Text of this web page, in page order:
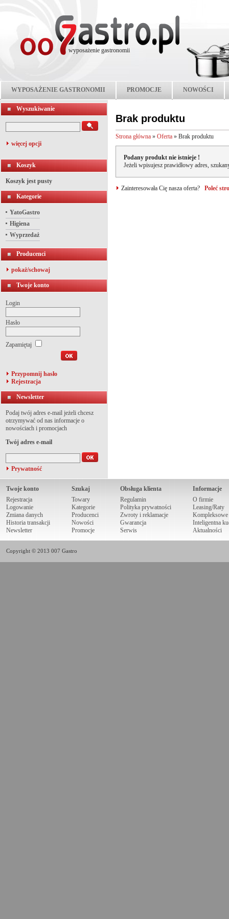
wyposażenie gastronomii
WYPOSAŻENIE GASTRONOMII PROMOCJE NOWOŚCI
Wyszukiwanie
więcej opcji
Koszyk
Koszyk jest pusty
Kategorie
YatoGastro
Higiena
Wyprzedaż
Producenci
pokaż/schowaj
Twoje konto
Login
Hasło
Zapamiętaj
Przypomnij hasło
Rejestracja
Newsletter
Podaj twój adres e-mail jeżeli chcesz
otrzymywać od nas informacje o
nowościach i promocjach
Twój adres e-mail
Prywatność
Brak produktu
Strona główna » Oferta » Brak produktu
Podany produkt nie istnieje !
Jeżeli wpisujesz prawidłowy adres,
Zainteresowała Cię nasza oferta? Poleć
Twoje konto
Rejestracja
Logowanie
Zmiana danych
Historia transakcji
Newsletter
Szukaj
Towary
Kategorie
Producenci
Nowości
Promocje
Obsługa klienta
Regulamin
Polityka prywatności
Zwroty i reklamacje
Gwarancja
Serwis
Informacje
O firmie
Leasing/Raty
Kompleksowe
Inteligentna
Aktualności
Copyright © 2013 007 Gastro